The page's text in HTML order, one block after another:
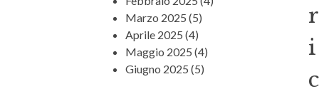
r
i
c
Marzo 2025 (5)
Aprile 2025 (4)
Maggio 2025 (4)
Giugno 2025 (5)